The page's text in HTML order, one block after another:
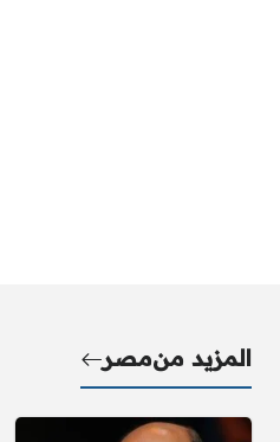
المزيد منمصر